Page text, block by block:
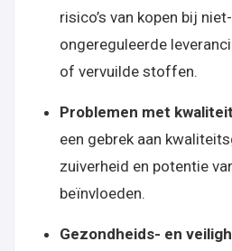
risico’s van kopen bij
ongereguleerde
of vervuilde stoffen.
Problemen met
een gebrek aan
zuiverheid en potentie
beïnvloeden.
Gezondheids- en